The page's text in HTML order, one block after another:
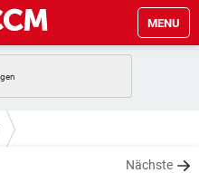
MENU
IOS
Nächste